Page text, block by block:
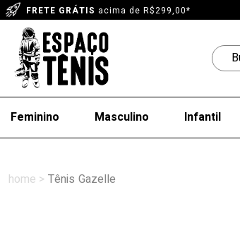
FRETE GRÁTIS acima de R$299,00*
Feminino Masculino Infantil
Tênis Gazelle